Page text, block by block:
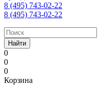
8 (495) 743-02-22
8 (495) 743-02-22
Найти
0
0
0
Корзина